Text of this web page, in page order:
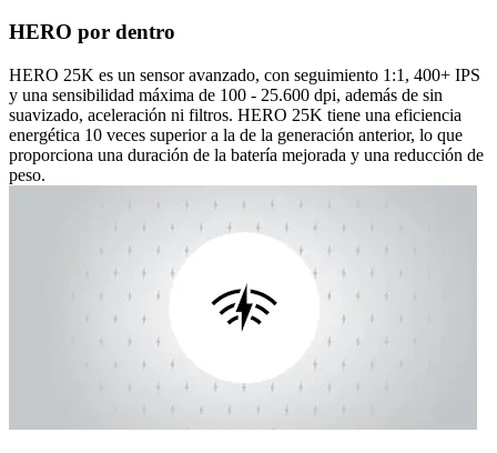
HERO por dentro
HERO 25K es un sensor avanzado, con seguimiento 1:1, 400+ IPS
y una sensibilidad máxima de 100 - 25.600 dpi, además de sin
suavizado, aceleración ni filtros. HERO 25K tiene una eficiencia
energética 10 veces superior a la de la generación anterior, lo que
proporciona una duración de la batería mejorada y una reducción de
peso.